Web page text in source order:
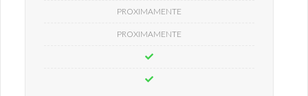
PROXIMAMENTE
PROXIMAMENTE